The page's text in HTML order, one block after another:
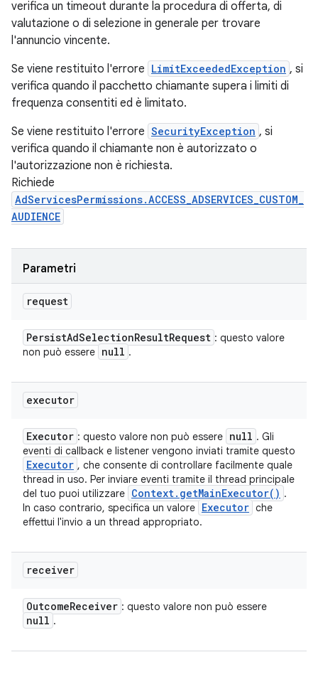
verifica un timeout durante la procedura di offerta, di
valutazione o di selezione in generale per trovare
l'annuncio vincente.
Se viene restituito l'errore LimitExceededException , si
verifica quando il pacchetto chiamante supera i limiti di
frequenza consentiti ed è limitato.
Se viene restituito l'errore SecurityException , si
verifica quando il chiamante non è autorizzato o
l'autorizzazione non è richiesta.
Richiede
AdServicesPermissions.ACCESS_ADSERVICES_CUSTOM_
AUDIENCE
Parametri
request
PersistAdSelectionResultRequest : questo valore
non può essere null .
executor
Executor : questo valore non può essere null . Gli
eventi di callback e listener vengono inviati tramite questo
Executor , che consente di controllare facilmente quale
thread in uso. Per inviare eventi tramite il thread principale
del tuo puoi utilizzare Context. getMainExecutor( ) .
In caso contrario, specifica un valore Executor che
effettui l'invio a un thread appropriato.
receiver
OutcomeReceiver : questo valore non può essere
null .